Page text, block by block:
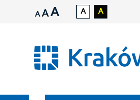
A A A A A